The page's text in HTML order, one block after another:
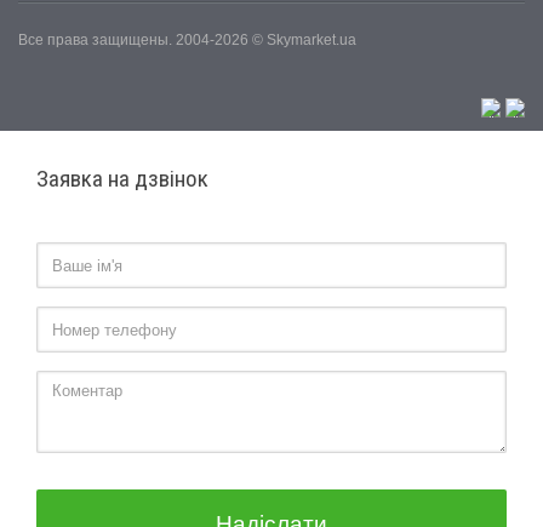
Все права защищены. 2004-2026 © Skymarket.ua
Заявка на дзвінок